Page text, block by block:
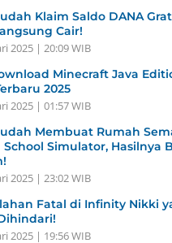
Klaim Saldo DANA
Cair!
2025 | 20:09 WIB
Minecraft Java
2025
2025 | 01:57 WIB
Membuat Rumah
School Simulator, Hasilnya
2025 | 23:02 WIB
Fatal di Infinity Nikki
2025 | 19:56 WIB